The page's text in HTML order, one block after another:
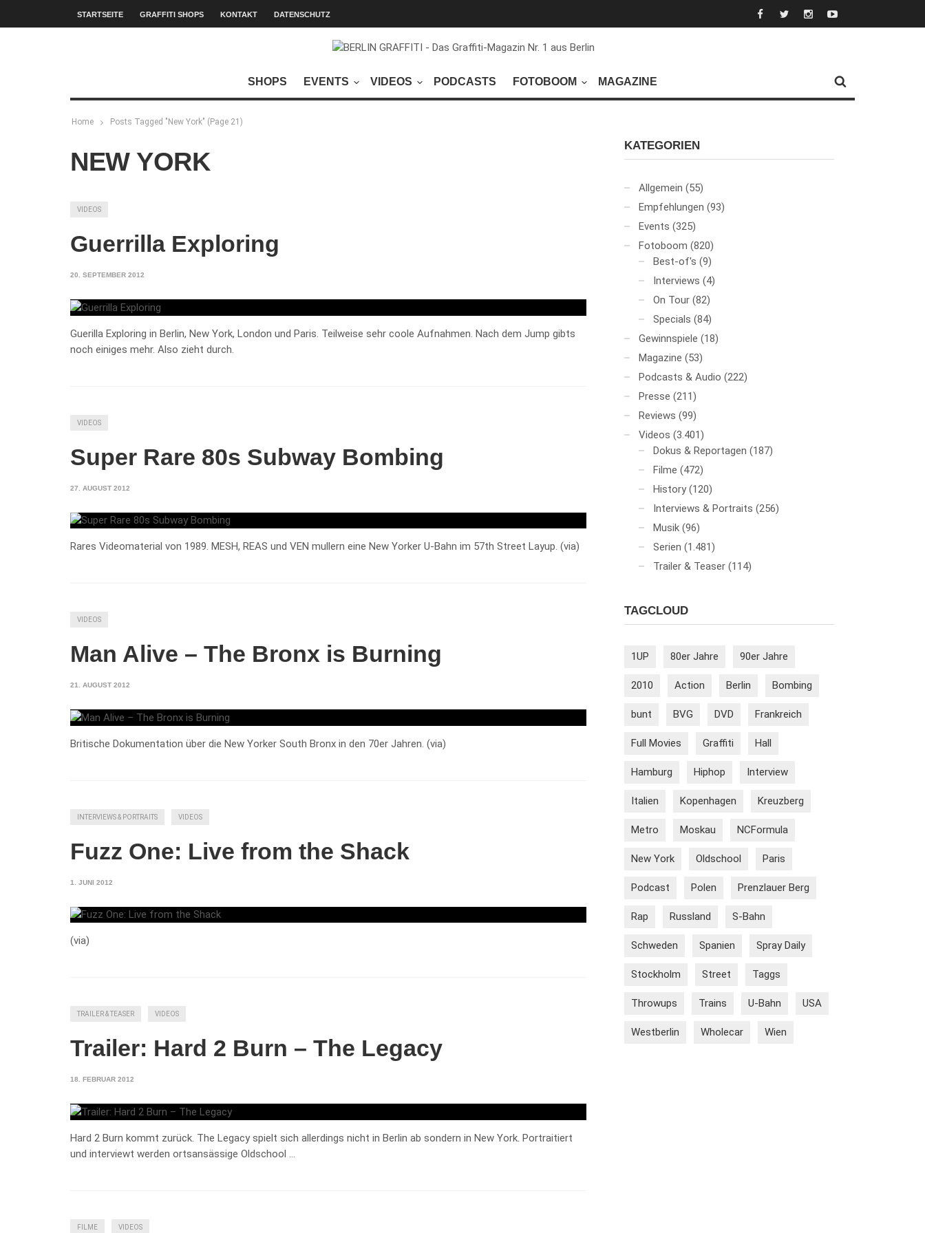
STARTSEITE GRAFFITI SHOPS KONTAKT DATENSCHUTZ
SHOPS EVENTS VIDEOS PODCASTS FOTOBOOM MAGAZINE
Home Posts Tagged "New York" (Page 21)
NEW YORK
VIDEOS
Guerrilla Exploring
20. SEPTEMBER 2012
Guerilla Exploring in Berlin, New York, London und Paris. Teilweise sehr coole Aufnahmen. Nach dem Jump gibts
noch einiges mehr. Also zieht durch.
VIDEOS
Super Rare 80s Subway Bombing
27. AUGUST 2012
Rares Videomaterial von 1989. MESH, REAS und VEN mullern eine New Yorker U-Bahn im 57th Street Layup. (via)
VIDEOS
Man Alive – The Bronx is Burning
21. AUGUST 2012
Britische Dokumentation über die New Yorker South Bronx in den 70er Jahren. (via)
INTERVIEWS & PORTRAITS VIDEOS
Fuzz One: Live from the Shack
1. JUNI 2012
(via)
TRAILER & TEASER VIDEOS
Trailer: Hard 2 Burn – The Legacy
18. FEBRUAR 2012
Hard 2 Burn kommt zurück. The Legacy spielt sich allerdings nicht in Berlin ab sondern in New York. Portraitiert
und interviewt werden ortsansässige Oldschool …
FILME VIDEOS
KATEGORIEN
Allgemein (55)
Empfehlungen (93)
Events (325)
Fotoboom (820)
Best-of's (9)
Interviews (4)
On Tour (82)
Specials (84)
Gewinnspiele (18)
Magazine (53)
Podcasts & Audio (222)
Presse (211)
Reviews (99)
Videos (3.401)
Dokus & Reportagen (187)
Filme (472)
History (120)
Interviews & Portraits (256)
Musik (96)
Serien (1.481)
Trailer & Teaser (114)
TAGCLOUD
1UP 80er Jahre 90er Jahre
2010 Action Berlin Bombing
bunt BVG DVD Frankreich
Full Movies Graffiti Hall
Hamburg Hiphop Interview
Italien Kopenhagen Kreuzberg
Metro Moskau NCFormula
New York Oldschool Paris
Podcast Polen Prenzlauer Berg
Rap Russland S-Bahn
Schweden Spanien Spray Daily
Stockholm Street Taggs
Throwups Trains U-Bahn USA
Westberlin Wholecar Wien